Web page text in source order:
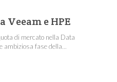
Veeam e HPE
di mercato nella Data
ambiziosa fase della...